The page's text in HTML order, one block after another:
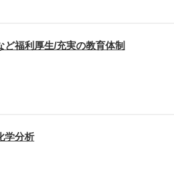
福利厚生/充実の教育体制
学分析